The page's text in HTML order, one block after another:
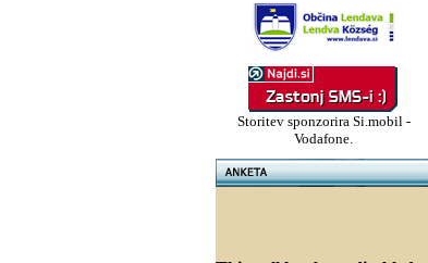
Storitev sponzorira Si.mobil -
Vodafone.